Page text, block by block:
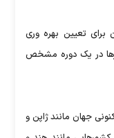
برای تعیین بهره وری
در یک دوره مشخص
جهان مانند ژاپن و